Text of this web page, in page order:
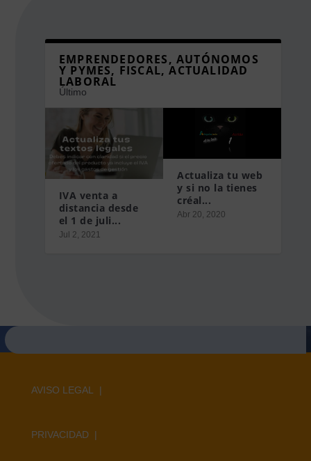
EMPRENDEDORES, AUTÓNOMOS
Y PYMES, FISCAL, ACTUALIDAD
LABORAL
Último
IVA venta a
distancia desde
el 1 de juli...
Jul 2, 2021
Actualiza tu web
y si no la tienes
créal...
Abr 20, 2020
AVISO LEGAL |
PRIVACIDAD |